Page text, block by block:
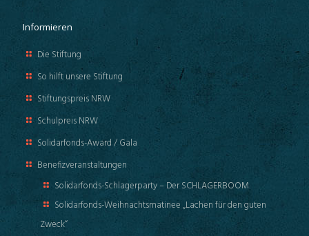
Informieren
Die Stiftung
So hilft unsere Stiftung
Stiftungspreis NRW
Schulpreis NRW
Solidarfonds-Award / Gala
Benefizveranstaltungen
Solidarfonds-Schlagerparty – Der SCHLAGERBOOM
Solidarfonds-Weihnachtsmatinee „Lachen für den guten
Zweck“